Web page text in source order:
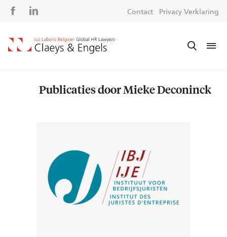
Social
Contact Privacy Verklaring
Publicaties door Mieke Deconinck